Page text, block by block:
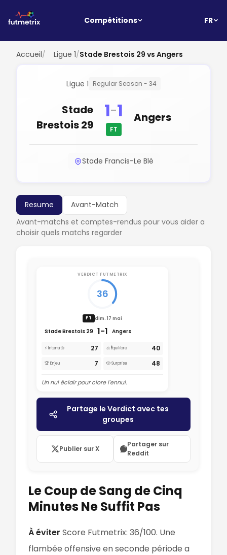
Compétitions FR
Accueil/ Ligue 1/Stade Brestois 29 vs Angers
Ligue 1 Regular Season - 34
Stade
Brestois 29
1-1
FT
Angers
Stade Francis-Le Blé
Resume
Avant-Match
Avant-matchs et comptes-rendus pour vous aider a
choisir quels matchs regarder
VERDICT FUTMETRIX
36
FT dim. 17 mai
Stade Brestois 29 1-1 Angers
⚡ Intensité 27 ⚖️ Équilibre 40
🏆 Enjeu 7 🎲 Surprise 48
Un nul éclair pour clore l'ennui.
Partage le Verdict avec tes
groupes
Publier sur X
Partager sur
Reddit
Le Coup de Sang de Cinq
Minutes Ne Suffit Pas
À éviter Score Futmetrix: 36/100. Une
flambée offensive en seconde période a